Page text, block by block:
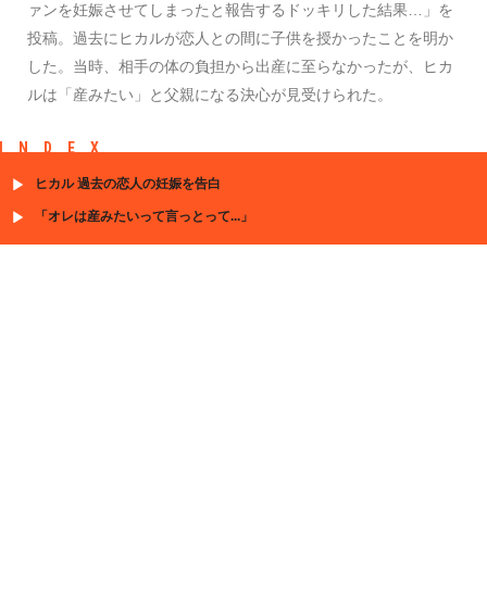
ァンを妊娠させてしまったと報告するドッキリした結果…」を
投稿。過去にヒカルが恋人との間に子供を授かったことを明か
した。当時、相手の体の負担から出産に至らなかったが、ヒカ
ルは「産みたい」と父親になる決心が見受けられた。
INDEX
ヒカル 過去の恋人の妊娠を告白
「オレは産みたいって言っとって...」